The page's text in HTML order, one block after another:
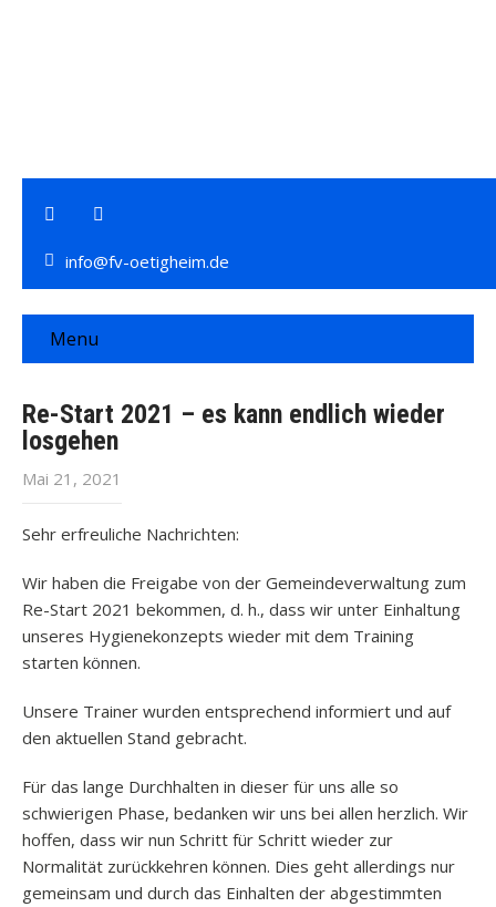
info@fv-oetigheim.de
Menu
Re-Start 2021 – es kann endlich wieder
losgehen
Mai 21, 2021
Sehr erfreuliche Nachrichten:
Wir haben die Freigabe von der Gemeindeverwaltung zum
Re-Start 2021 bekommen, d. h., dass wir unter Einhaltung
unseres Hygienekonzepts wieder mit dem Training
starten können.
Unsere Trainer wurden entsprechend informiert und auf
den aktuellen Stand gebracht.
Für das lange Durchhalten in dieser für uns alle so
schwierigen Phase, bedanken wir uns bei allen herzlich. Wir
hoffen, dass wir nun Schritt für Schritt wieder zur
Normalität zurückkehren können. Dies geht allerdings nur
gemeinsam und durch das Einhalten der abgestimmten